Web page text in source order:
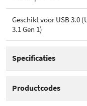
Geschikt voor USB 3.0
3.1 Gen 1)
Specificaties
Geschikt voor USB 3.0
Productcodes